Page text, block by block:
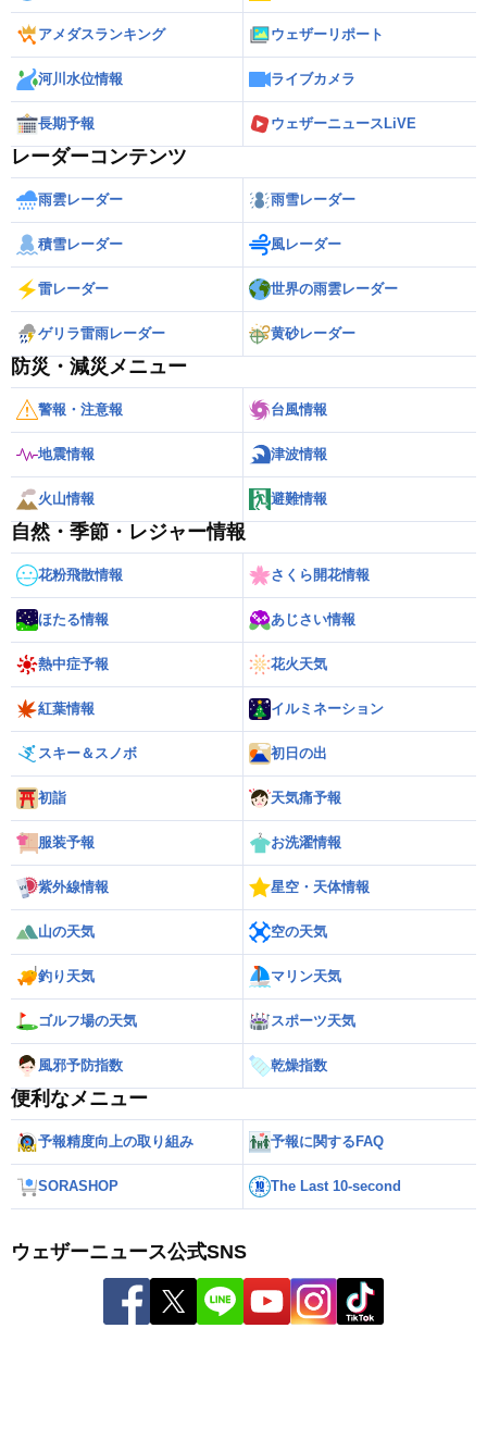
アメダスランキング ウェザーリポート
河川水位情報 ライブカメラ
長期予報 ウェザーニュースLiVE
レーダーコンテンツ
雨雲レーダー 雨雪レーダー
積雪レーダー 風レーダー
雷レーダー 世界の雨雲レーダー
ゲリラ雷雨レーダー 黄砂レーダー
防災・減災メニュー
警報・注意報 台風情報
地震情報 津波情報
火山情報 避難情報
自然・季節・レジャー情報
花粉飛散情報 さくら開花情報
ほたる情報 あじさい情報
熱中症予報 花火天気
紅葉情報 イルミネーション
スキー＆スノボ 初日の出
初詣 天気痛予報
服装予報 お洗濯情報
紫外線情報 星空・天体情報
山の天気 空の天気
釣り天気 マリン天気
ゴルフ場の天気 スポーツ天気
風邪予防指数 乾燥指数
便利なメニュー
予報精度向上の取り組み 予報に関するFAQ
SORASHOP The Last 10-second
ウェザーニュース公式SNS